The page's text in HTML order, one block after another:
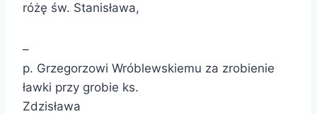
różę św. Stanisława,
–
p. Grzegorzowi Wróblewskiemu za zrobienie
ławki przy grobie ks.
Zdzisława